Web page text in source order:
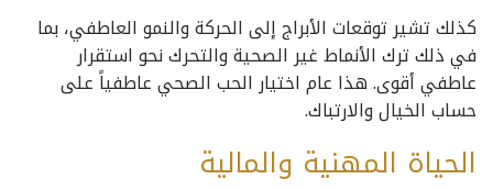
كذلك تشير توقعات الأبراج إلى الحركة والنمو العاطفي، بما
في ذلك ترك الأنماط غير الصحية والتحرك نحو استقرار
عاطفي أقوى. هذا عام اختيار الحب الصحي عاطفياً على
حساب الخيال والارتباك.
الحياة المهنية والمالية